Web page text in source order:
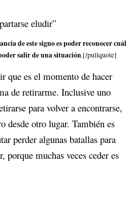
eludir”
de este signo es poder reconocer cuál
salir de una situación.[/pullquote]
que es el momento de hacer
de retirarme. Inclusive uno
para volver a encontrarse,
desde otro lugar. También es
perder algunas batallas para
porque muchas veces ceder es